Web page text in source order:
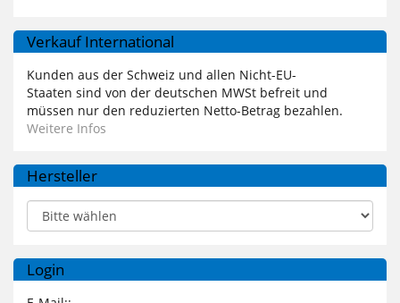
Verkauf International
Kunden aus der Schweiz und allen Nicht-EU-
Staaten sind von der deutschen MWSt befreit und
müssen nur den reduzierten Netto-Betrag bezahlen.
Weitere Infos
Hersteller
Login